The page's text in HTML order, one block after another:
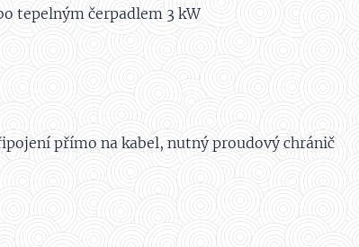
tepelným čerpadlem 3 kW
přímo na kabel, nutný proudový chránič